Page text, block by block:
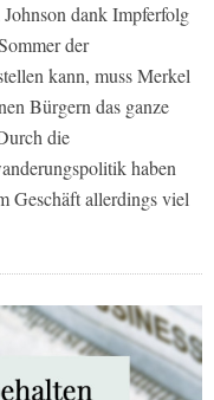
dank Impferfolg
der
kann, muss Merkel
Bürgern das ganze
die
haben
Geschäft allerdings viel